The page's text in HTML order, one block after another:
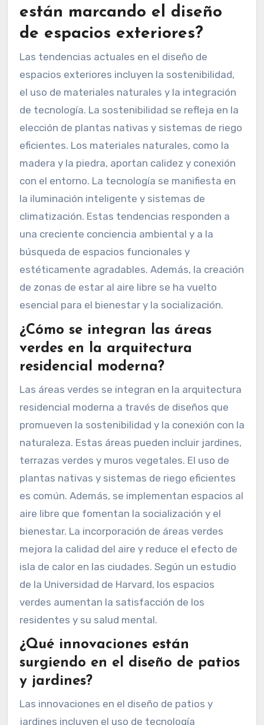
están marcando el diseño
de espacios exteriores?
Las tendencias actuales en el diseño de
espacios exteriores incluyen la sostenibilidad,
el uso de materiales naturales y la integración
de tecnología. La sostenibilidad se refleja en la
elección de plantas nativas y sistemas de riego
eficientes. Los materiales naturales, como la
madera y la piedra, aportan calidez y conexión
con el entorno. La tecnología se manifiesta en
la iluminación inteligente y sistemas de
climatización. Estas tendencias responden a
una creciente conciencia ambiental y a la
búsqueda de espacios funcionales y
estéticamente agradables. Además, la creación
de zonas de estar al aire libre se ha vuelto
esencial para el bienestar y la socialización.
¿Cómo se integran las áreas
verdes en la arquitectura
residencial moderna?
Las áreas verdes se integran en la arquitectura
residencial moderna a través de diseños que
promueven la sostenibilidad y la conexión con la
naturaleza. Estas áreas pueden incluir jardines,
terrazas verdes y muros vegetales. El uso de
plantas nativas y sistemas de riego eficientes
es común. Además, se implementan espacios al
aire libre que fomentan la socialización y el
bienestar. La incorporación de áreas verdes
mejora la calidad del aire y reduce el efecto de
isla de calor en las ciudades. Según un estudio
de la Universidad de Harvard, los espacios
verdes aumentan la satisfacción de los
residentes y su salud mental.
¿Qué innovaciones están
surgiendo en el diseño de patios
y jardines?
Las innovaciones en el diseño de patios y
jardines incluyen el uso de tecnología